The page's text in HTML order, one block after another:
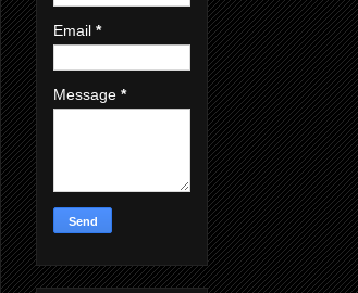
Email *
Message *